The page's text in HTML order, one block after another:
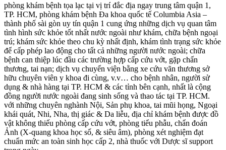
phòng khám bệnh tọa lạc tại vị trí đắc địa ngay trung tâm quận 1,
TP. HCM, phòng khám bệnh Đa khoa quốc tế Columbia Asia –
thành phố sài gòn uy tín quận 1 cung ứng những dịch vụ quan tâm
tình hình sức khỏe tốt nhất nước ngoài như khám, chữa bệnh ngoại
trú; khám sức khỏe theo chu kỳ nhất định, khám tình trạng sức khỏe
để cấp phép lao động cho tất cả những người nước ngoài; chữa
bệnh can thiệp lúc đầu các trường hợp cấp cứu vớt, gặp chấn
thương, tai nạn; dịch vụ chuyển viện bằng xe cứu vãn thương sở
hữu chuyên viên y khoa đi cùng, v.v… cho bệnh nhân, người sử
dụng & nhà hàng tại TP. HCM & các tỉnh bên cạnh, nhất là cộng
đồng người nước ngoài đang sinh sống và thao tác tại TP. HCM.
với những chuyên nghành Nội, Sản phụ khoa, tai mũi họng, Ngoại
khái quát, Nhi, Nha, thị giác & Da liễu, địa chỉ khám bệnh được đồ
vật không thiếu phòng cấp cứu vớt, phòng tiểu phẫu, chẩn đoán
Ảnh (X-quang khoa học số, & siêu âm), phòng xét nghiệm đạt
chuẩn mức an toàn sinh học cấp 2, nhà thuốc với Dược sĩ support